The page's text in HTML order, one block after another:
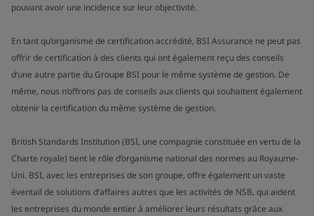
pouvant avoir une incidence sur leur objectivité.
En tant qu’organisme de certification accrédité, BSI Assurance ne peut pas
offrir de certification à des clients qui ont également reçu des conseils
d’une autre partie du Groupe BSI pour le même système de gestion. De
même, nous n’offrons pas de conseils aux clients qui souhaitent également
obtenir la certification du même système de gestion.
British Standards Institution (BSI, une compagnie constituée en vertu de la
Charte royale) tient le rôle d’organisme national des normes au Royaume-
Uni. BSI, avec les entreprises de son groupe, offre également un vaste
éventail de solutions d’affaires autres que les activités de NSB, qui aident
les entreprises du monde entier à améliorer leurs résultats grâce aux